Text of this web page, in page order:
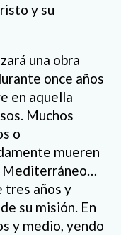
y su
una obra
once años
en aquella
Muchos
o
mueren
Mediterráneo…
tres años y
su misión. En
y medio, yendo